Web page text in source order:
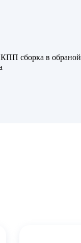
сборка в обраной